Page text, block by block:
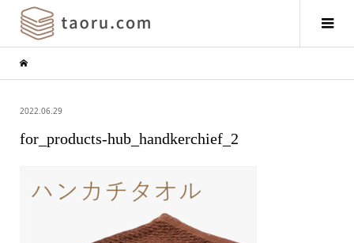
2022.06.29
for_products-hub_handkerchief_2